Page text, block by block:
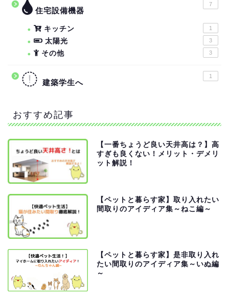
住宅設備機器
7
キッチン 1
太陽光 3
その他 3
建築学生へ
1
おすすめ記事
【一番ちょうど良い天井高は？】高
すぎも良くない！メリット・デメリ
ット解説！
【ペットと暮らす家】取り入れたい
間取りのアイディア集～ねこ編～
【ペットと暮らす家】是非取り入れ
たい間取りのアイディア集～いぬ編
～
建築弱者にならない為